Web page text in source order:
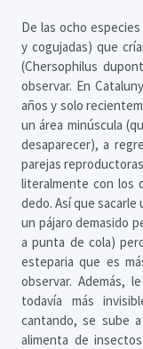
De las ocho
y cogujadas) que
(Chersophilus
observar. En
años y solo
un área minúscula
desaparecer), a
parejas
literalmente con los
dedo. Así que
un pájaro demasido
a punta de cola)
esteparia que es
observar. Además,
todavía más
cantando, se sube
alimenta de